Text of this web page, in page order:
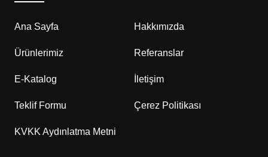
Ana Sayfa Hakkımızda
Ürünlerimiz Referanslar
E-Katalog İletişim
Teklif Formu Çerez Politikası
KVKK Aydınlatma Metni